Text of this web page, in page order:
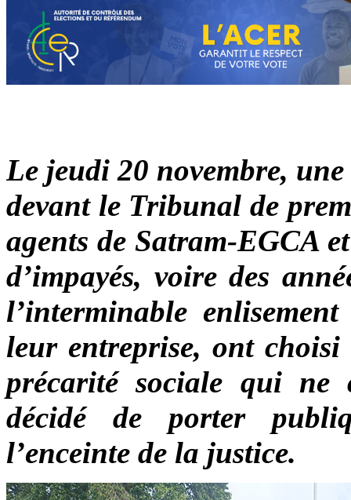
Le jeudi 20 novembre,
devant le Tribunal de
agents de Satram-EGCA
d’impayés, voire des
l’interminable
leur entreprise, ont
précarité sociale qui ne
décidé de porter
l’enceinte de la justice.